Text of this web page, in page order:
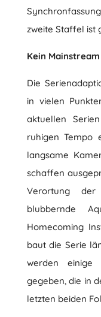
zweite Staffel ist
Kein Mainstream
Die
in vielen
aktuellen
ruhigen
langsame
schaffen
Verortung
blubbernde
Homecoming
baut die Serie
werden einige
gegeben, die in
letzten beiden